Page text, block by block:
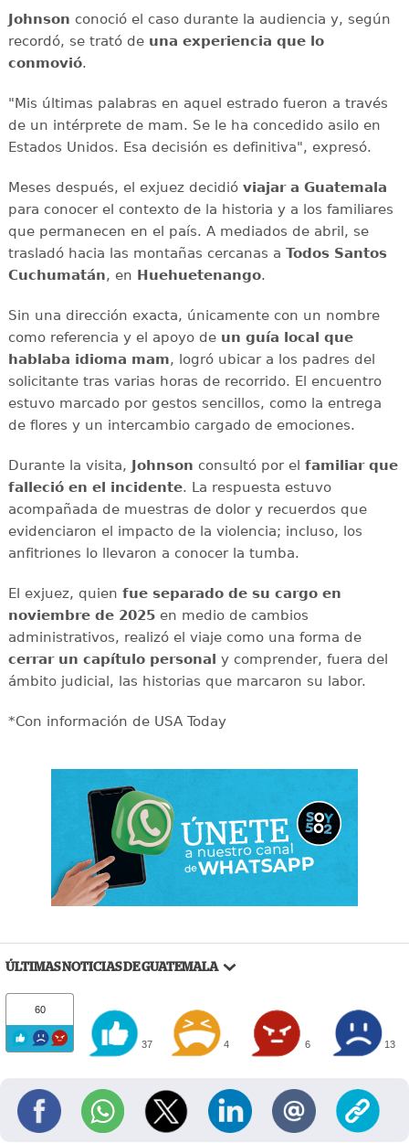
Johnson conoció el caso durante la audiencia y, según
recordó, se trató de una experiencia que lo
conmovió.
"Mis últimas palabras en aquel estrado fueron a través
de un intérprete de mam. Se le ha concedido asilo en
Estados Unidos. Esa decisión es definitiva", expresó.
Meses después, el exjuez decidió viajar a Guatemala
para conocer el contexto de la historia y a los familiares
que permanecen en el país. A mediados de abril, se
trasladó hacia las montañas cercanas a Todos Santos
Cuchumatán, en Huehuetenango.
Sin una dirección exacta, únicamente con un nombre
como referencia y el apoyo de un guía local que
hablaba idioma mam, logró ubicar a los padres del
solicitante tras varias horas de recorrido. El encuentro
estuvo marcado por gestos sencillos, como la entrega
de flores y un intercambio cargado de emociones.
Durante la visita, Johnson consultó por el familiar que
falleció en el incidente. La respuesta estuvo
acompañada de muestras de dolor y recuerdos que
evidenciaron el impacto de la violencia; incluso, los
anfitriones lo llevaron a conocer la tumba.
El exjuez, quien fue separado de su cargo en
noviembre de 2025en medio de cambios
administrativos, realizó el viaje como una forma de
cerrar un capítulo personal y comprender, fuera del
ámbito judicial, las historias que marcaron su labor.
*Con información de USA Today
ÚLTIMAS NOTICIAS DE GUATEMALA
60
37 4 6 13